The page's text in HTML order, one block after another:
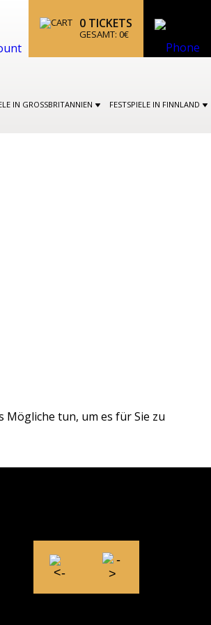
0 TICKETS
GESAMT: 0€
IN GROSSBRITANNIEN FESTSPIELE IN FINNLAND
Mögliche tun, um es für Sie zu